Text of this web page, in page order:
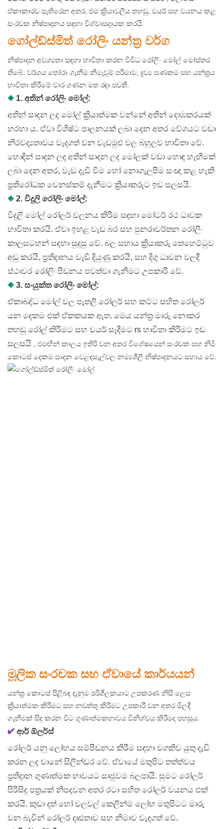
ඒකාකාරව පැතිරෙන අතර, එම ක්‍රියාවලිය තහඩු, වයර් සහ වයනය කළ
සංරචක නිෂ්පාදනය සඳහා විශ්වාසදායක කරයි.
ගෝල්ඩ්ස්මිත් රෝලිං යන්ත්‍ර වර්ග
නිෂ්පාදන අවශ්‍යතා සඳහා භාවිතා කරන විවිධ රෝලිං මෝල් මෝස්තර
තිබේ. වර්ගය තෝරා ගැනීම නිමැවුම් පරිමාව, ද්‍රව්‍ය ඝණකම සහ යන්ත්‍රය
භාවිතා කිරීමේ වාර ගණන මත රඳා පවතී.
◆ 1. අතින් රෝලිං මෝල්:
අතින් සාදන ලද මෝල් ක්‍රියාත්මක වන්නේ අතින් දොඹකරයක්
හරහා ය. ඒවා විශිෂ්ට පාලනයක් ලබා දෙන අතර වේගයට වඩා
නිරවද්‍යතාවය වැදගත් වන වැඩමුළු වල බහුලව භාවිතා වේ.
හොඳින් සාදන ලද අතින් සාදන ලද මෝලක් වඩා හොඳ හැඟීමක්
ලබා දෙන අතර, වැඩ දැඩි වීම හෝ නොගැලපීම සංඥා කළ හැකි
ප්‍රතිරෝධක වෙනස්කම් දැනීමට ක්‍රියාකරුට ඉඩ සලසයි.
◆ 2. විදුලි රෝලිං මෝල්:
විදුලි මෝල් රෝලර් චලනය කිරීම සඳහා මෝටර් රථ ධාවක
භාවිතා කරයි. ඒවා ඉහළ වැඩ බර සහ පුනරාවර්තන රෝලිං
කාලසටහන් සඳහා සුදුසු වේ. බල සහාය ක්‍රියාකරු තෙහෙට්ටුව
අඩු කරයි, ප්‍රතිදානය වැඩි දියුණු කරයි, සහ දිගු ධාවන වලදී
ස්ථාවර රෝලිං පීඩනය පවත්වා ගැනීමට උපකාරී වේ.
◆ 3. සංයුක්ත රෝලිං මෝල්:
ඒකාබද්ධ මෝල් වල පැතලි රෝලර් සහ කට්ට සහිත රෝලර්
යන දෙකම එක් ඒකකයක ඇත. මෙය යන්ත්‍ර මාරු නොකර
තහඩු රෝල් කිරීමට සහ වයර් සෑදීමට rs භාවිතා කිරීමට ඉඩ
සලසයි , එමඟින් කාලය ඉතිරි වන අතර විශේෂයෙන් සංරචක සහ නිමි
කොටස් දෙකම සාදන වෙළඳසැල්වල නම්‍යශීලී නිෂ්පාදනයට සහාය වේ.
මූලික සංරචක සහ ඒවායේ කාර්යයන්
යන්ත්‍ර කොටස් පිළිබඳ දැනුම පරිශීලකයාට උපකරණ නිසි ලෙස
ක්‍රියාත්මක කිරීමට සහ නඩත්තු කිරීමට උපකාරී වන අතර මිලදී
ගැනීමක් සිදු කරන විට ගුණාත්මකභාවය විනිශ්චය කිරීමද පහසුය.
✔ ආර් ඕලර්ස්
රෝලර් යනු ලෝහය සම්පීඩනය කිරීම සඳහා වගකිව යුතු දැඩි
කරන ලද වානේ සිලින්ඩර වේ. ඒවායේ මතුපිට තත්ත්වය
ප්‍රතිදාන ගුණාත්මක භාවයට සෘජුවම බලපායි. සුමට රෝලර්
පිරිසිදු පත්‍රයක් නිපදවන අතර රටා සහිත රෝලර් වයනය එක්
කරයි. කුඩා දත් හෝ වලවල් කෙලින්ම ලෝහ මතුපිටට මාරු
වන බැවින් රෝලර් දෘඪතාව සහ නිමාව වැදගත් වේ.